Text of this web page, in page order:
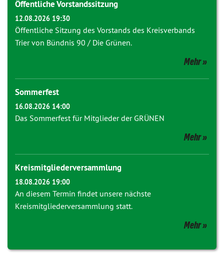
Öffentliche Vorstandssitzung
12.08.2026 19:30
Öffentliche Sitzung des Vorstands des Kreisverbands
Trier von Bündnis 90 / Die Grünen.
Mehr
Sommerfest
16.08.2026 14:00
Das Sommerfest für Mitglieder der GRÜNEN
Mehr
Kreismitgliederversammlung
18.08.2026 19:00
An diesem Termin findet unsere nächste
Kreismitgliederversammlung statt.
Mehr